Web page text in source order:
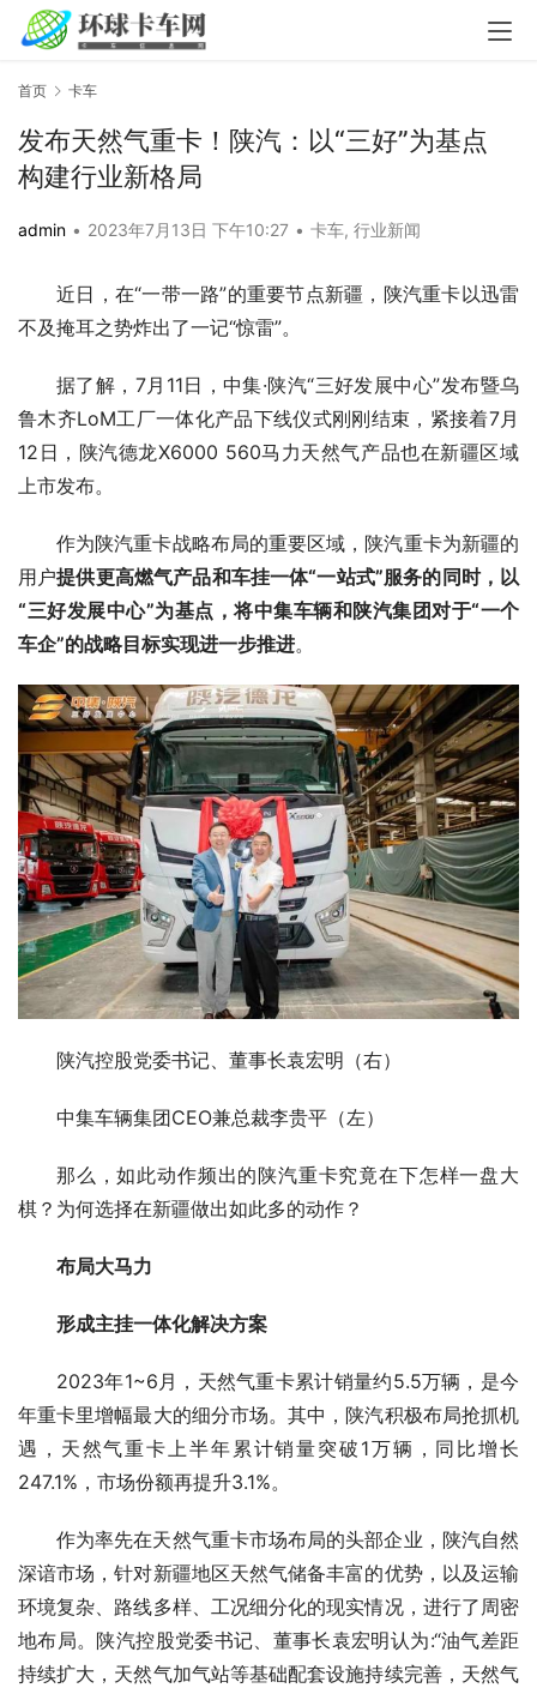
首页 卡车
发布天然气重卡！陕汽：以“三好”为基点
构建行业新格局
admin • 2023年7月13日 下午10:27 • 卡车, 行业新闻
近日，在“一带一路”的重要节点新疆，陕汽重卡以迅雷
不及掩耳之势炸出了一记“惊雷”。
据了解，7月11日，中集·陕汽“三好发展中心”发布暨乌
鲁木齐LoM工厂一体化产品下线仪式刚刚结束，紧接着7月
12日，陕汽德龙X6000 560马力天然气产品也在新疆区域
上市发布。
作为陕汽重卡战略布局的重要区域，陕汽重卡为新疆的
用户提供更高燃气产品和车挂一体“一站式”服务的同时，以
“三好发展中心”为基点，将中集车辆和陕汽集团对于“一个
车企”的战略目标实现进一步推进。
陕汽控股党委书记、董事长袁宏明（右）
中集车辆集团CEO兼总裁李贵平（左）
那么，如此动作频出的陕汽重卡究竟在下怎样一盘大
棋？为何选择在新疆做出如此多的动作？
布局大马力
形成主挂一体化解决方案
2023年1~6月，天然气重卡累计销量约5.5万辆，是今
年重卡里增幅最大的细分市场。其中，陕汽积极布局抢抓机
遇，天然气重卡上半年累计销量突破1万辆，同比增长
247.1%，市场份额再提升3.1%。
作为率先在天然气重卡市场布局的头部企业，陕汽自然
深谙市场，针对新疆地区天然气储备丰富的优势，以及运输
环境复杂、路线多样、工况细分化的现实情况，进行了周密
地布局。陕汽控股党委书记、董事长袁宏明认为:“油气差距
持续扩大，天然气加气站等基础配套设施持续完善，天然气